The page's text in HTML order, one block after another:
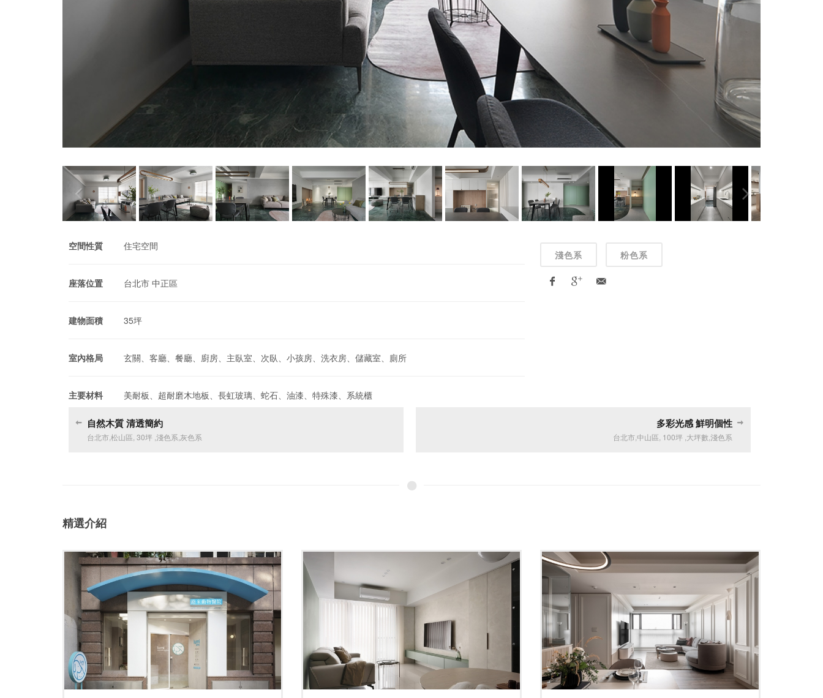
空間性質 住宅空間
座落位置 台北市 中正區
建物面積 35坪
室內格局 玄關、客廳、餐廳、廚房、主臥室、次臥、小孩房、洗衣房、儲藏室、廁所
主要材料 美耐板、超耐磨木地板、長虹玻璃、蛇石、油漆、特殊漆、系統櫃
淺色系 粉色系
自然木質 清透簡約
台北市松山區 30坪 淺色系 灰色系
多彩光感 鮮明個性
台北市,中山區 100坪 大坪數 ,淺色系
精選介紹